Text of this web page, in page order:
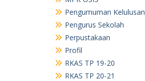
Pengumuman Kelulusan
Pengurus Sekolah
Perpustakaan
Profil
RKAS TP 19-20
RKAS TP 20-21